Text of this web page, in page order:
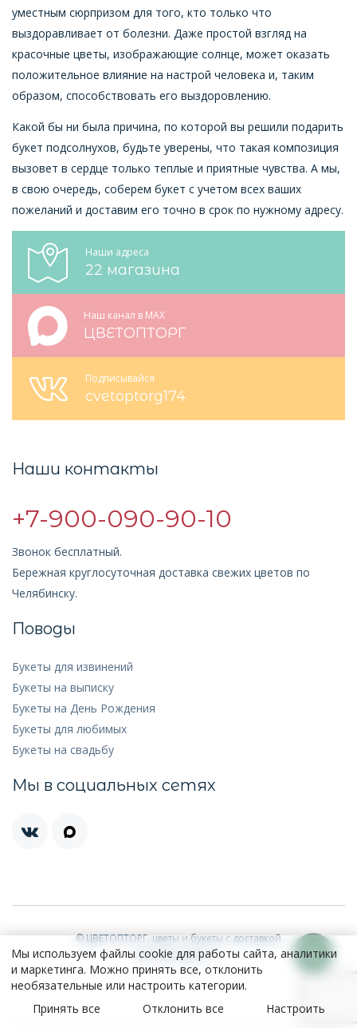
уместным сюрпризом для того, кто только что
выздоравливает от болезни. Даже простой взгляд на
красочные цветы, изображающие солнце, может оказать
положительное влияние на настрой человека и, таким
образом, способствовать его выздоровлению.
Какой бы ни была причина, по которой вы решили подарить
букет подсолнухов, будьте уверены, что такая композиция
вызовет в сердце только теплые и приятные чувства. А мы,
в свою очередь, соберем букет с учетом всех ваших
пожеланий и доставим его точно в срок по нужному адресу.
Наши адреса
22 магазина
Наш канал в MAX
ЦВЕТОПТОРГ
Подписывайся
cvetoptorg174
Наши контакты
+7-900-090-90-10
Звонок бесплатный.
Бережная круглосуточная доставка свежих цветов по
Челябинску.
Поводы
Букеты для извинений
Букеты на выписку
Букеты на День Рождения
Букеты для любимых
Букеты на свадьбу
Мы в социальных сетях
© ЦВЕТОПТОРГ, цветы и букеты с доставкой
ИП Соколова Т.С.
Мы используем файлы cookie для работы сайта, аналитики
и маркетинга. Можно принять все, отклонить
необязательные или настроить категории.
Принять все
Отклонить все Настроить